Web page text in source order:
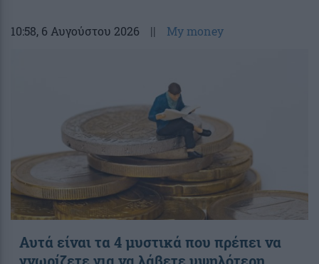
10:58, 6 Αυγούστου 2026 || My money
Αυτά είναι τα 4 μυστικά που πρέπει να